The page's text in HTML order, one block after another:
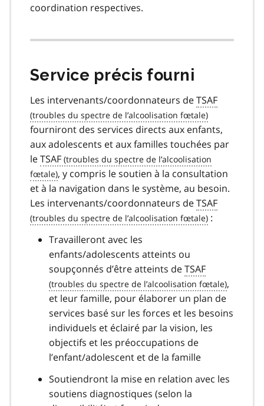
coordination respectives.
Service précis fourni
Les intervenants/coordonnateurs deTSAF
fourniront des services directs aux enfants,
aux adolescents et aux familles touchées par
leTSAF
, y compris le soutien à la consultation
et à la navigation dans le système, au besoin.
Les intervenants/coordonnateurs deTSAF
:
Travailleront avec les
enfants/adolescents atteints ou
soupçonnés d’être atteints deTSAF
,
et leur famille, pour élaborer un plan de
services basé sur les forces et les besoins
individuels et éclairé par la vision, les
objectifs et les préoccupations de
l’enfant/adolescent et de la famille
Soutiendront la mise en relation avec les
soutiens diagnostiques (selon la